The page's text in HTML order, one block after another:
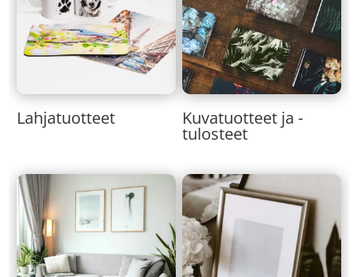
Lahjatuotteet Kuvatuotteet ja -
tulosteet